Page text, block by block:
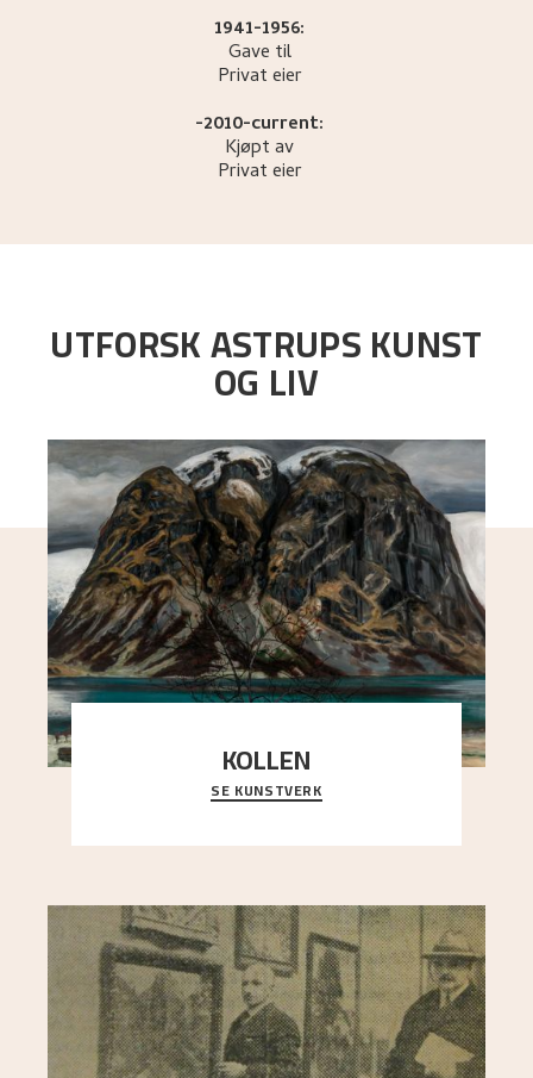
1941-1956:
Gave til
Privat eier
-2010-current:
Kjøpt av
Privat eier
UTFORSK ASTRUPS KUNST
OG LIV
KOLLEN
Et ruvende fjell dominerer bildeflaten, og står i
sterk kontrast til det spinkle rognetreet ute
SE KUNSTVERK